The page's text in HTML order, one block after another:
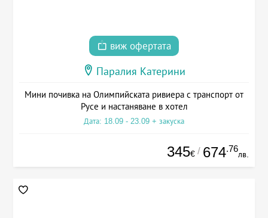
виж офертата
Паралия Катерини
Мини почивка на Олимпийската ривиера с транспорт от
Русе и настаняване в хотел
Дата: 18.09 - 23.09 + закуска
345€ / 674.76
лв.